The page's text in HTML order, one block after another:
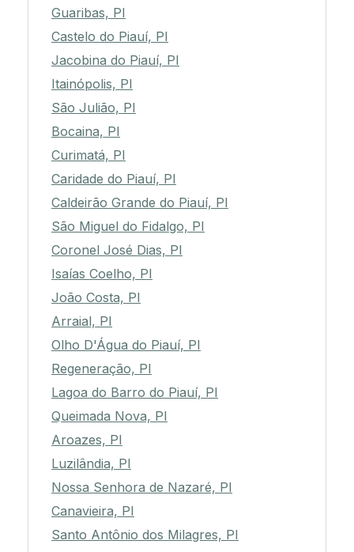
Guaribas, PI
Castelo do Piauí, PI
Jacobina do Piauí, PI
Itainópolis, PI
São Julião, PI
Bocaina, PI
Curimatá, PI
Caridade do Piauí, PI
Caldeirão Grande do Piauí, PI
São Miguel do Fidalgo, PI
Coronel José Dias, PI
Isaías Coelho, PI
João Costa, PI
Arraial, PI
Olho D'Água do Piauí, PI
Regeneração, PI
Lagoa do Barro do Piauí, PI
Queimada Nova, PI
Aroazes, PI
Luzilândia, PI
Nossa Senhora de Nazaré, PI
Canavieira, PI
Santo Antônio dos Milagres, PI